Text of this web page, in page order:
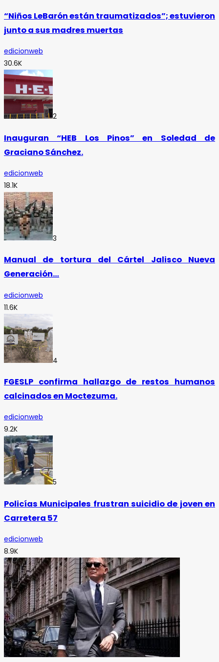
“Niños LeBarón están traumatizados”; estuvieron
junto a sus madres muertas
edicionweb
30.6K
2
Inauguran “HEB Los Pinos” en Soledad de
Graciano Sánchez.
edicionweb
18.1K
3
Manual de tortura del Cártel Jalisco Nueva
Generación…
edicionweb
11.6K
4
FGESLP confirma hallazgo de restos humanos
calcinados en Moctezuma.
edicionweb
9.2K
5
Policías Municipales frustran suicidio de joven en
Carretera 57
edicionweb
8.9K